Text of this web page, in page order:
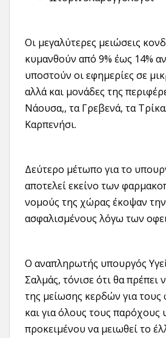
Οι μεγαλύτερες μειώσεις
κυμανθούν από 9% έως 14%
υποστούν οι εφημερίες σε
αλλά και μονάδες της
Νάουσα,, τα Γρεβενά, τα
Καρπενήσι.
Δεύτερο μέτωπο για το
αποτελεί εκείνο των
νομούς της χώρας έκοψαν
ασφαλισμένους λόγω των
Ο αναπληρωτής υπουργός
Σαλμάς, τόνισε ότι θα πρέπει
της μείωσης κερδών για
και για όλους τους παρόχους
προκειμένου να μειωθεί το